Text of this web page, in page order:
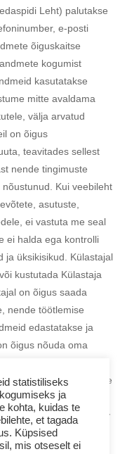
Leht) palutakse
e-posti
õiguskaitse
kogumist
kasutatakse
mitte avaldama
välja arvatud
on õigus
teavitades sellest
nende tingimuste
Kui veebileht
asutuste,
ei vastuta me seal
ei halda ega kontrolli
ja üksikisikud. Külastajal
kustutada Külastaja
on õigus saada
nende töötlemise
edastatakse ja
õigus nõuda oma
välja arvatud
andmeid töödeldakse
ja levitada saidi
meedias ilma Amway
statistiliseks
ja
kohta, kuidas te
et tagada
Küpsised
mis otseselt ei